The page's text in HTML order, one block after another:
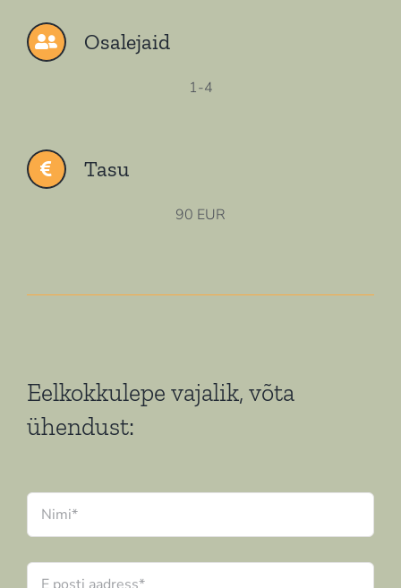
Osalejaid
1-4
Tasu
90 EUR
Eelkokkulepe vajalik, võta
ühendust:
Nimi *
E-
posti